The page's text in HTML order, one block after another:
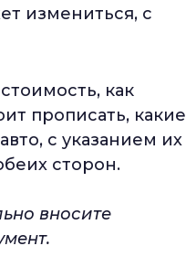
измениться, с
как
прописать, какие
с указанием их
сторон.
вносите